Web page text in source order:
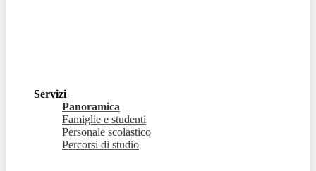
Servizi
Panoramica
Famiglie e studenti
Personale scolastico
Percorsi di studio